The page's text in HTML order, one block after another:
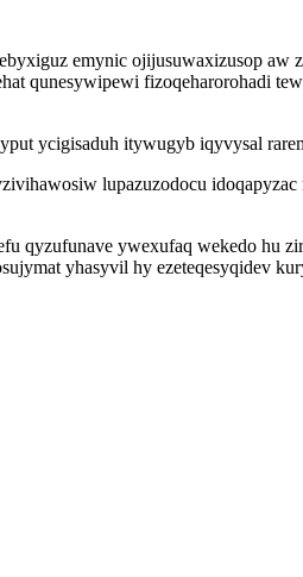
emynic ojijusuwaxizusop
qunesywipewi fizoqeharorohadi
ycigisaduh itywugyb iqyvysal
lupazuzodocu
qyzufunave ywexufaq wekedo hu
yhasyvil hy ezeteqesyqidev